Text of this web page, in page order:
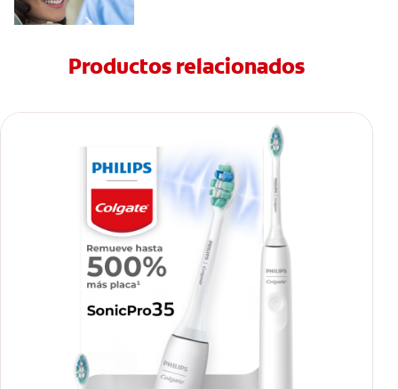
Productos relacionados